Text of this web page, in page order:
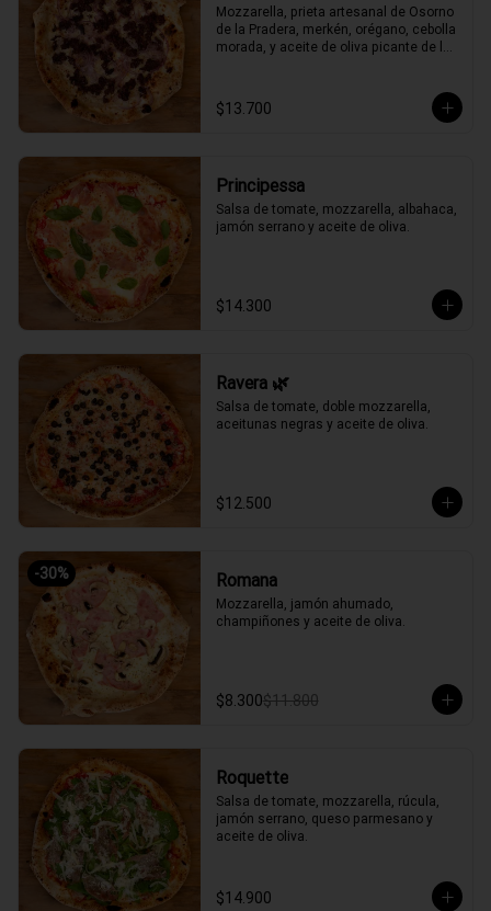
Mozzarella, prieta artesanal de Osorno
de la Pradera, merkén, orégano, cebolla
morada, y aceite de oliva picante de la
$13.700
Principessa
Salsa de tomate, mozzarella, albahaca,
jamón serrano y aceite de oliva.
$14.300
Ravera 🌿
Salsa de tomate, doble mozzarella,
aceitunas negras y aceite de oliva.
$12.500
-30% Romana
Mozzarella, jamón ahumado,
champiñones y aceite de oliva.
$8.300$11.800
Roquette
Salsa de tomate, mozzarella, rúcula,
jamón serrano, queso parmesano y
aceite de oliva.
$14.900